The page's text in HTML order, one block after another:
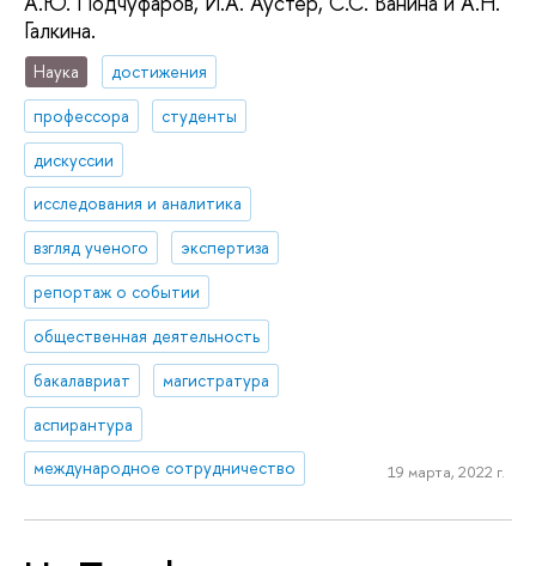
Галкина.
Наука
достижения
профессора
студенты
дискуссии
исследования и аналитика
взгляд ученого
экспертиза
репортаж о событии
общественная деятельность
бакалавриат
магистратура
аспирантура
международное сотрудничество
19 марта, 2022 г.